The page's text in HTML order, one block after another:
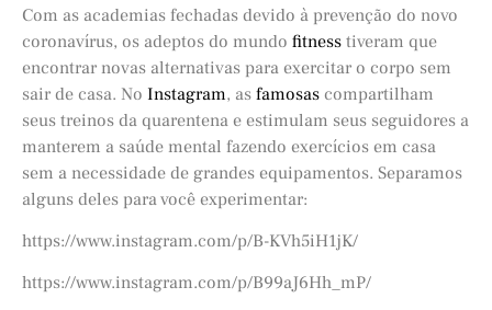
Com as academias fechadas devido à prevenção do novo
coronavírus, os adeptos do mundo fitness tiveram que
encontrar novas alternativas para exercitar o corpo sem
sair de casa. No Instagram, as famosas compartilham
seus treinos da quarentena e estimulam seus seguidores a
manterem a saúde mental fazendo exercícios em casa
sem a necessidade de grandes equipamentos. Separamos
alguns deles para você experimentar:
https://www.instagram.com/p/B-KVh5iH1jK/
https://www.instagram.com/p/B99aJ6Hh_mP/